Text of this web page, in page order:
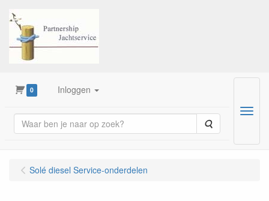
0 Inloggen
Zoeken
Menu
Solé diesel Service-onderdelen